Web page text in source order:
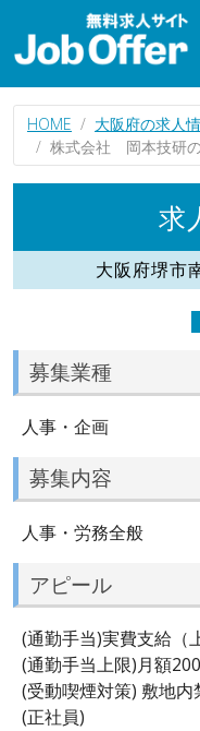
HOME 大阪府の求人
株式会社 岡本技研
求
大阪府堺市
募集業種
人事・企画
募集内容
人事・労務全般
アピール
(通勤手当)実費支給（
(通勤手当上限)月額
(受動喫煙対策) 敷地内
(正社員)